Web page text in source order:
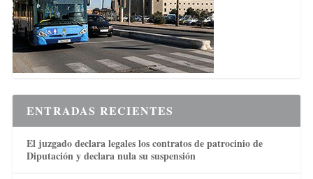
ENTRADAS RECIENTES
El juzgado declara legales los contratos de patrocinio de
Diputación y declara nula su suspensión